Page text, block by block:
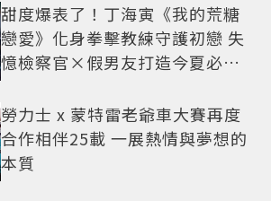
甜度爆表了！丁海寅《我的荒糖
戀愛》化身拳擊教練守護初戀 失
憶檢察官×假男友打造今夏必看
勞力士 x 蒙特雷老爺車大賽再度
合作相伴25載 一展熱情與夢想的
本質